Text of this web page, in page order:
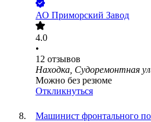
АО Приморский Завод
4.0
•
12 отзывов
Находка, Судоремонтная
Можно без резюме
Откликнуться
Машинист фронтального